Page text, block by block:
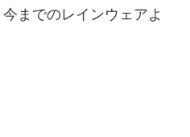
までのレインウェアよ